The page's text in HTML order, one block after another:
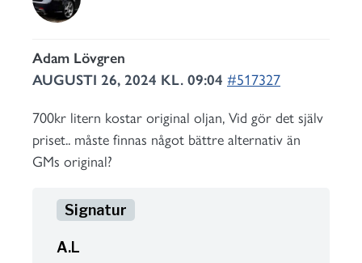
Adam Lövgren
AUGUSTI 26, 2024 KL. 09:04 #517327
700kr litern kostar original oljan, Vid gör det själv
priset.. måste finnas något bättre alternativ än
GMs original?
A.L